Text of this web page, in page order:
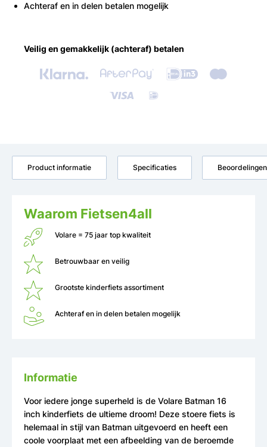
Achteraf en in delen betalen mogelijk
Veilig en gemakkelijk (achteraf) betalen
Product informatie Specificaties Beoordelingen
Waarom Fietsen4all
Volare = 75 jaar top kwaliteit
Betrouwbaar en veilig
Grootste kinderfiets assortiment
Achteraf en in delen betalen mogelijk
Informatie
Voor iedere jonge superheld is de Volare Batman 16
inch kinderfiets de ultieme droom! Deze stoere fiets is
helemaal in stijl van Batman uitgevoerd en heeft een
coole voorplaat met een afbeelding van de beroemde